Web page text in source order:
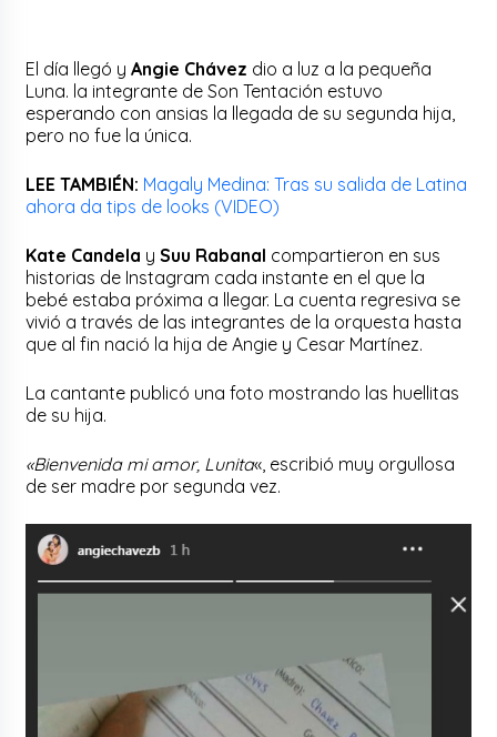
El día llegó yAngie Chávez dio a luz a la pequeña
Luna. la integrante de Son Tentación estuvo
esperando con ansias la llegada de su segunda hija,
pero no fue la única.
LEE TAMBIÉN: Magaly Medina: Tras su salida de Latina
ahora da tips de looks (VIDEO)
Kate Candela ySuu Rabanal compartieron en sus
historias de Instagram cada instante en el que la
bebé estaba próxima a llegar. La cuenta regresiva se
vivió a través de las integrantes de la orquesta hasta
que al fin nació la hija de Angie y Cesar Martínez.
La cantante publicó una foto mostrando las huellitas
de su hija.
«Bienvenida mi amor, Lunita«, escribió muy orgullosa
de ser madre por segunda vez.